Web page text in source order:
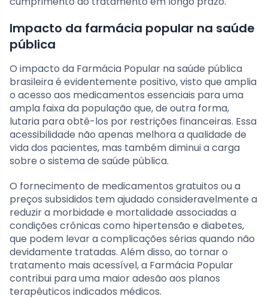
Impacto da farmácia popular na saúde
pública
O impacto da Farmácia Popular na saúde pública
brasileira é evidentemente positivo, visto que amplia
o acesso aos medicamentos essenciais para uma
ampla faixa da população que, de outra forma,
lutaria para obtê-los por restrições financeiras. Essa
acessibilidade não apenas melhora a qualidade de
vida dos pacientes, mas também diminui a carga
sobre o sistema de saúde pública.
O fornecimento de medicamentos gratuitos ou a
preços subsididos tem ajudado consideravelmente a
reduzir a morbidade e mortalidade associadas a
condições crônicas como hipertensão e diabetes,
que podem levar a complicações sérias quando não
devidamente tratadas. Além disso, ao tornar o
tratamento mais acessível, a Farmácia Popular
contribui para uma maior adesão aos planos
terapêuticos indicados médicos.